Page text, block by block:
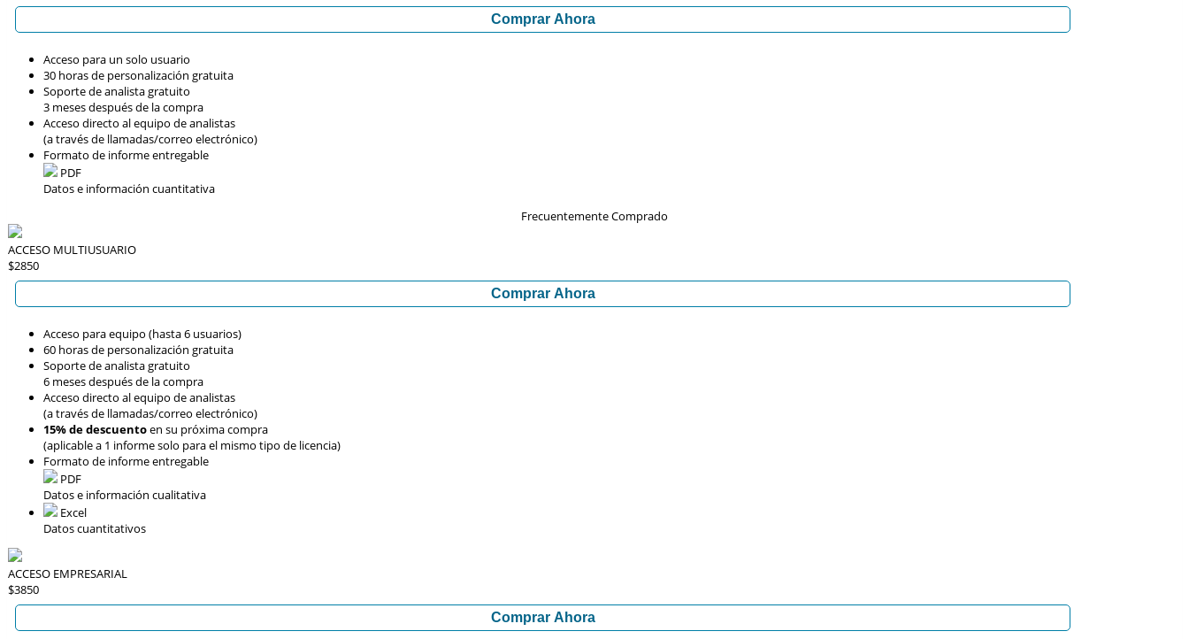
Comprar Ahora
Acceso para un solo usuario
30 horas de personalización gratuita
Soporte de analista gratuito
3 meses después de la compra
Acceso directo al equipo de analistas
(a través de llamadas/correo electrónico)
Formato de informe entregable
PDF
Datos e información cuantitativa
Frecuentemente Comprado
ACCESO MULTIUSUARIO
$2850
Comprar Ahora
Acceso para equipo (hasta 6 usuarios)
60 horas de personalización gratuita
Soporte de analista gratuito
6 meses después de la compra
Acceso directo al equipo de analistas
(a través de llamadas/correo electrónico)
15% de descuentoen su próxima compra
(aplicable a 1 informe solo para el mismo tipo de licencia)
Formato de informe entregable
PDF
Datos e información cualitativa
Excel
Datos cuantitativos
ACCESO EMPRESARIAL
$3850
Comprar Ahora